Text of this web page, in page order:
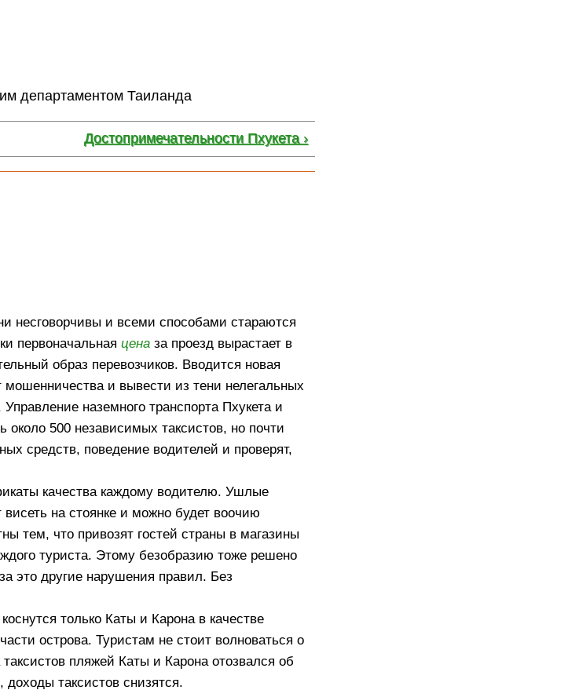
департаментом Таиланда
Достопримечательности Пхукета ›
несговорчивы и всеми способами стараются
первоначальнаяцена за проезд вырастает в
образ перевозчиков. Вводится новая
и вывести из тени нелегальных
наземного транспорта Пхукета и
около 500 независимых таксистов, но почти
средств, поведение водителей и проверят,
качества каждому водителю. Ушлые
на стоянке и можно будет воочию
тем, что привозят гостей страны в магазины
туриста. Этому безобразию тоже решено
это другие нарушения правил. Без
только Каты и Карона в качестве
острова. Туристам не стоит волноваться о
пляжей Каты и Карона отозвался об
таксистов снизятся.